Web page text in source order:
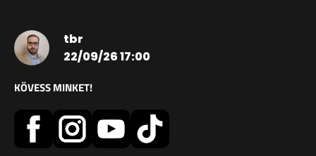
tbr
22/09/26 17:00
KÖVESS MINKET!